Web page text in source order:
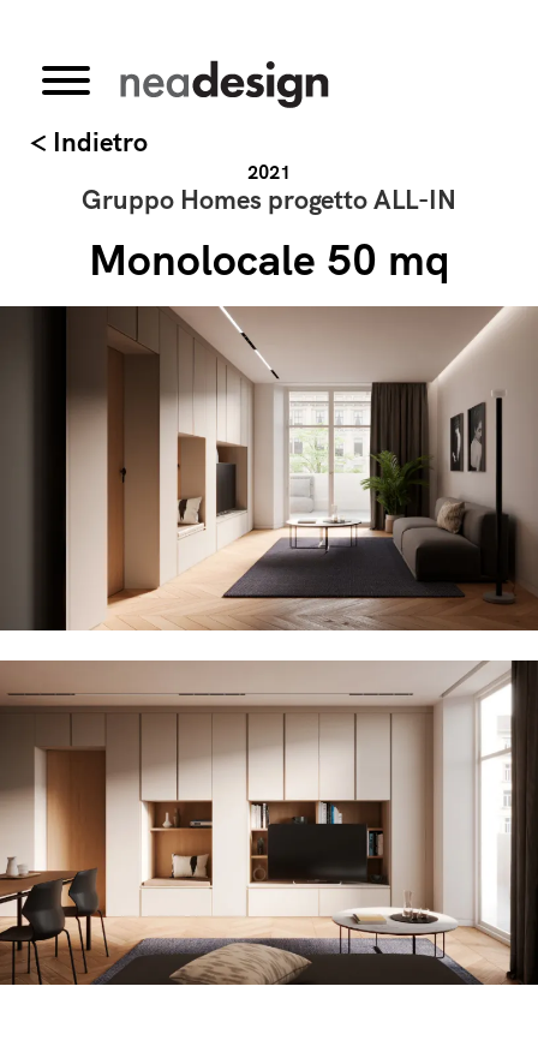
Monolocale 50 mq
Gruppo Homes progetto ALL-IN
2021
< Indietro